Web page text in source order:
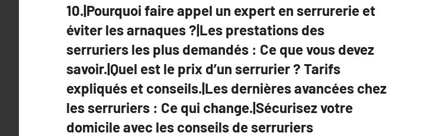
10.|Pourquoi faire appel un expert en serrurerie et
éviter les arnaques ?|Les prestations des
serruriers les plus demandés : Ce que vous devez
savoir.|Quel est le prix d’un serrurier ? Tarifs
expliqués et conseils.|Les dernières avancées chez
les serruriers : Ce qui change.|Sécurisez votre
domicile avec les conseils de serruriers